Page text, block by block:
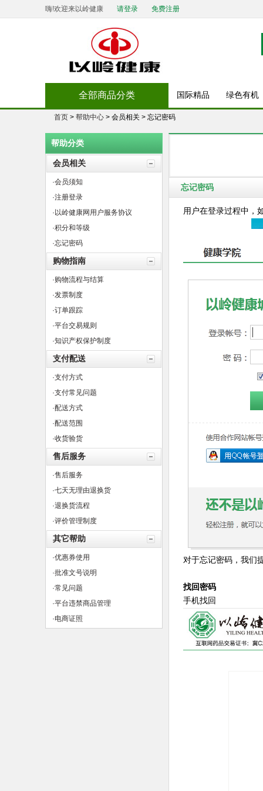
嗨!欢迎来以岭健康 请登录 免费注册
全部商品分类 国际精品 绿色有机
首页 > 帮助中心 > 会员相关 > 忘记密码
帮助分类
会员相关
·会员须知
·注册登录
·以岭健康网用户服务协议
·积分和等级
·忘记密码
购物指南
·购物流程与结算
·发票制度
·订单跟踪
·平台交易规则
·知识产权保护制度
支付配送
·支付方式
·支付常见问题
·配送方式
·配送范围
·收货验货
售后服务
·售后服务
·七天无理由退换货
·退换货流程
·评价管理制度
其它帮助
·优惠券使用
·批准文号说明
·常见问题
·平台违禁商品管理
·电商证照
忘记密码
用户在登录过程中，
对于忘记密码，我们
找回密码
手机找回